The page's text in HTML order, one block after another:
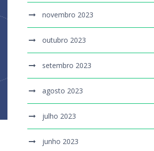
novembro 2023
outubro 2023
setembro 2023
agosto 2023
julho 2023
junho 2023